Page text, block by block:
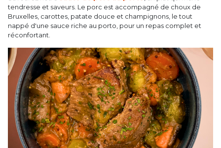
tendresse et saveurs. Le porc est accompagné de choux de
Bruxelles, carottes, patate douce et champignons, le tout
nappé d'une sauce riche au porto, pour un repas complet et
réconfortant.